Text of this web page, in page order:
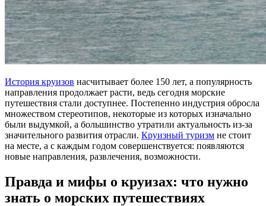
История круизов насчитывает более 150 лет, а популярность
направления продолжает расти, ведь сегодня морские
путешествия стали доступнее. Постепенно индустрия обросла
множеством стереотипов, некоторые из которых изначально
были выдумкой, а большинство утратили актуальность из-за
значительного развития отрасли. Круизный туризм не стоит
на месте, а с каждым годом совершенствуется: появляются
новые направления, развлечения, возможности.
Правда и мифы о круизах: что нужно
знать о морских путешествиях